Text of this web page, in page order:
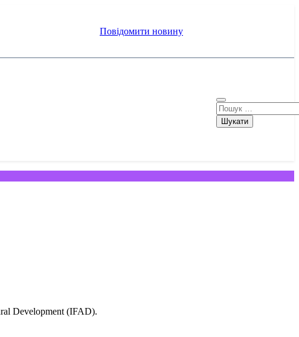
Повідомити новину
Пошук:
Development (IFAD).